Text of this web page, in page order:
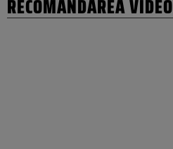
RECOMANDAREA VIDEO